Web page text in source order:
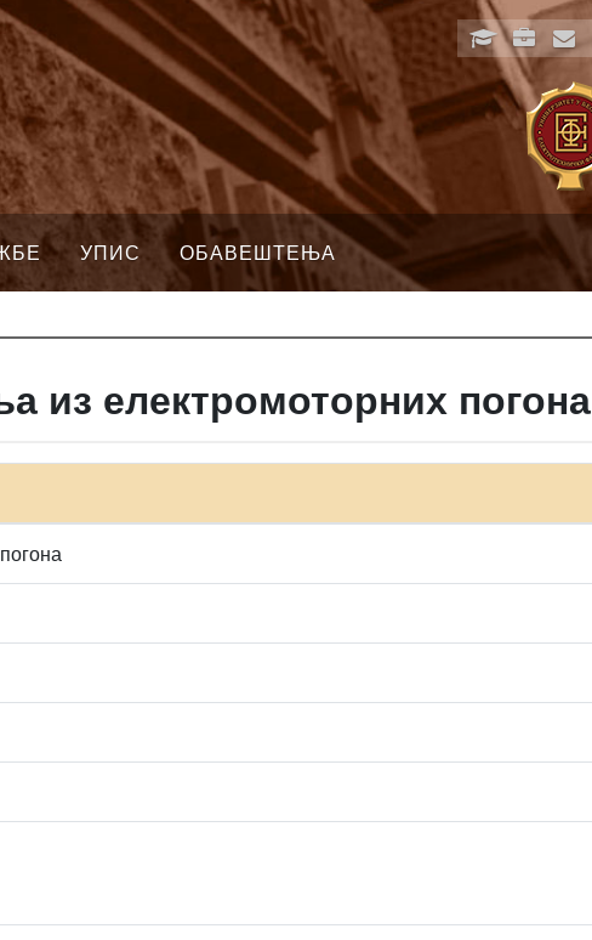
УПИС ОБАВЕШТЕЊА
из електромоторних погона